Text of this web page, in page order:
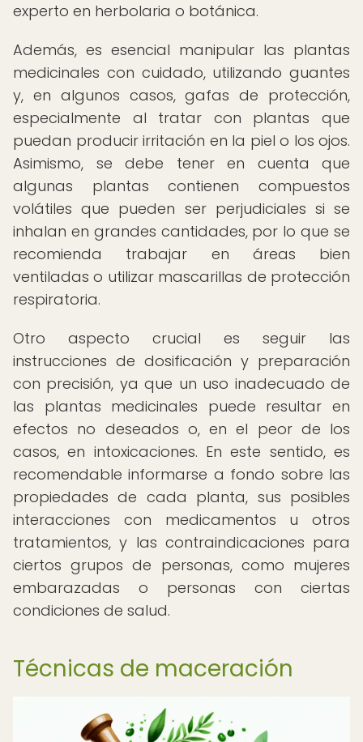
experto en herbolaria o botánica.
Además, es esencial manipular las plantas
medicinales con cuidado, utilizando guantes
y, en algunos casos, gafas de protección,
especialmente al tratar con plantas que
puedan producir irritación en la piel o los ojos.
Asimismo, se debe tener en cuenta que
algunas plantas contienen compuestos
volátiles que pueden ser perjudiciales si se
inhalan en grandes cantidades, por lo que se
recomienda trabajar en áreas bien
ventiladas o utilizar mascarillas de protección
respiratoria.
Otro aspecto crucial es seguir las
instrucciones de dosificación y preparación
con precisión, ya que un uso inadecuado de
las plantas medicinales puede resultar en
efectos no deseados o, en el peor de los
casos, en intoxicaciones. En este sentido, es
recomendable informarse a fondo sobre las
propiedades de cada planta, sus posibles
interacciones con medicamentos u otros
tratamientos, y las contraindicaciones para
ciertos grupos de personas, como mujeres
embarazadas o personas con ciertas
condiciones de salud.
Técnicas de maceración